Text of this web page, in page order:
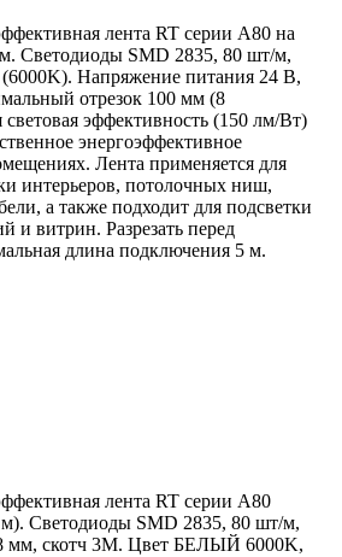
лента RT серии A80 на
Светодиоды SMD 2835, 80 шт/м,
(6000K). Напряжение питания 24 В,
отрезок 100 мм (8
эффективность (150 лм/Вт)
энергоэффективное
Лента применяется для
интерьеров, потолочных ниш,
а также подходит для подсветки
и витрин. Разрезать перед
длина подключения 5 м.
лента RT серии A80
Светодиоды SMD 2835, 80 шт/м,
мм, скотч 3M. Цвет БЕЛЫЙ 6000K,